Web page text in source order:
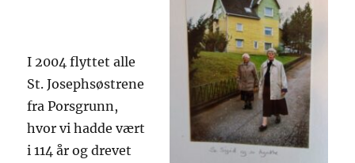
I 2004 flyttet alle
St. Josephsøstrene
fra Porsgrunn,
hvor vi hadde vært
i 114 år og drevet